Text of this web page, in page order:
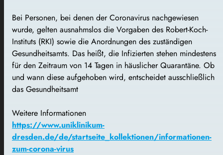
Bei Personen, bei denen der Coronavirus nachgewiesen
wurde, gelten ausnahmslos die Vorgaben des Robert-Koch-
Instituts (RKI) sowie die Anordnungen des zuständigen
Gesundheitsamts. Das heißt, die Infizierten stehen mindestens
für den Zeitraum von 14 Tagen in häuslicher Quarantäne. Ob
und wann diese aufgehoben wird, entscheidet ausschließlich
das Gesundheitsamt
Weitere Informationen
https://www.uniklinikum-
dresden.de/de/startseite_kollektionen/informationen-
zum-corona-virus